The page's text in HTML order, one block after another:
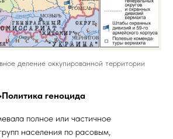
деление оккупированной территории
•Политика геноцида
полное или частичное
населения по расовым,